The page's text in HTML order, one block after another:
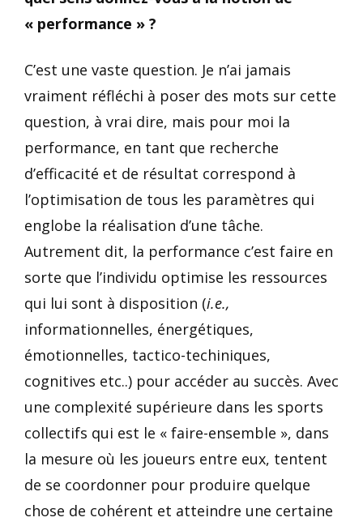
« performance » ?
C’est une vaste question. Je n’ai jamais
vraiment réfléchi à poser des mots sur cette
question, à vrai dire, mais pour moi la
performance, en tant que recherche
d’efficacité et de résultat correspond à
l’optimisation de tous les paramètres qui
englobe la réalisation d’une tâche.
Autrement dit, la performance c’est faire en
sorte que l’individu optimise les ressources
qui lui sont à disposition (i.e.,
informationnelles, énergétiques,
émotionnelles, tactico-techiniques,
cognitives etc..) pour accéder au succès. Avec
une complexité supérieure dans les sports
collectifs qui est le « faire-ensemble », dans
la mesure où les joueurs entre eux, tentent
de se coordonner pour produire quelque
chose de cohérent et atteindre une certaine